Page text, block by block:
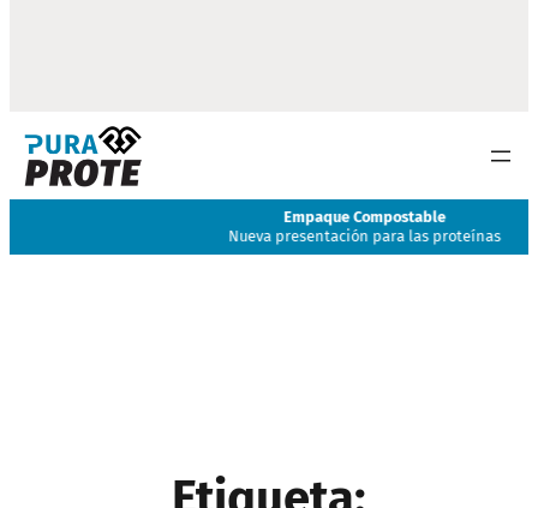
Empaque Compostable
Nueva presentación para las proteínas